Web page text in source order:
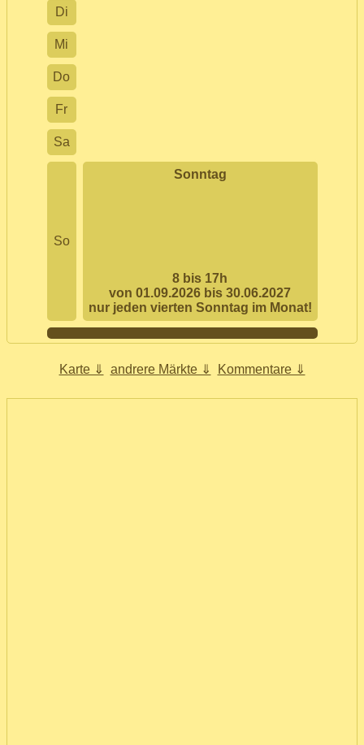
Di
Mi
Do
Fr
Sa
So
Sonntag
8 bis 17h
von 01.09.2026 bis 30.06.2027
nur jeden vierten Sonntag im Monat!
Karte ⇓ andrere Märkte ⇓ Kommentare ⇓